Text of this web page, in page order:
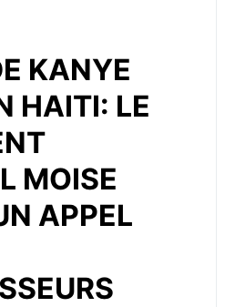
KANYE
HAITI: LE
MOISE
APPEL